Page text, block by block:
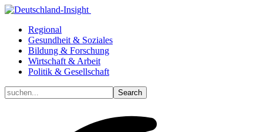
Regional
Gesundheit & Soziales
Bildung & Forschung
Wirtschaft & Arbeit
Politik & Gesellschaft